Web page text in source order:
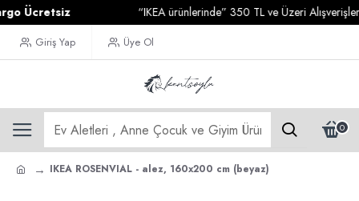
“IKEA ürünlerinde” 350 TL ve Üzeri
Giriş Yap Üye Ol
0
IKEA ROSENVIAL - alez, 160x200 cm (beyaz)